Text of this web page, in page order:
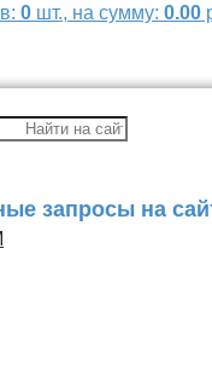
0 шт., на сумму: 0.00
запросы на